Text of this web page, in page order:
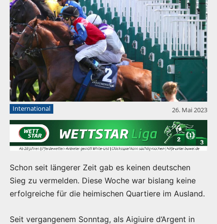
International 26. Mai 2023
Schon seit längerer Zeit gab es keinen deutschen
Sieg zu vermelden. Diese Woche war bislang keine
erfolgreiche für die heimischen Quartiere im Ausland.
Seit vergangenem Sonntag, als Aigiuire d‘Argent in